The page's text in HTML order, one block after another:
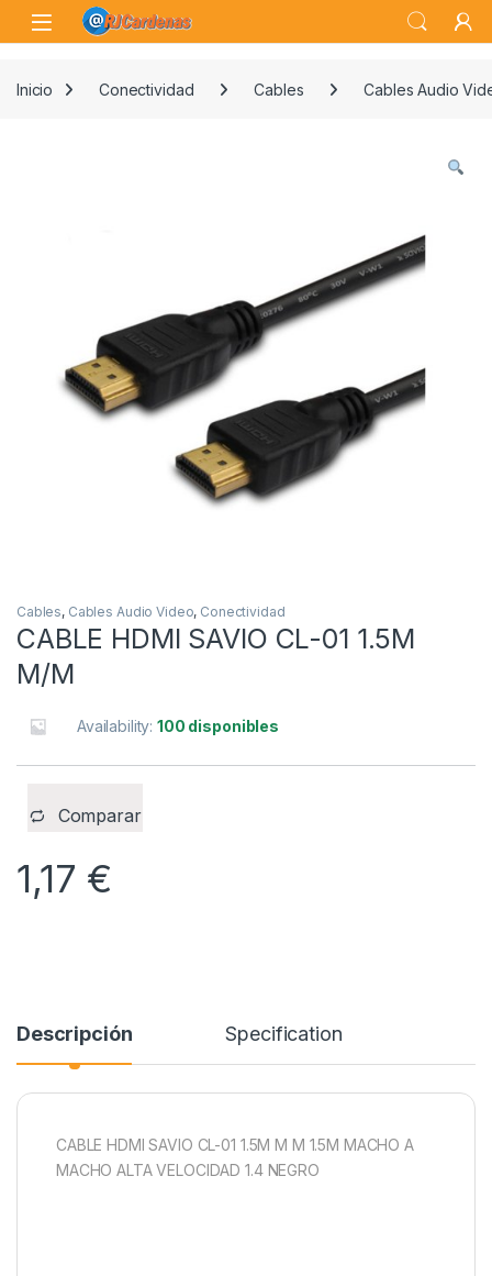
Skip to navigation
Skip to content
Open
Inicio Conectividad Cables Cables Audio
Cables, Cables Audio Video, Conectividad
CABLE HDMI SAVIO CL-01 1.5M
M/M
Availability:100 disponibles
Comparar
1,17 €
Descripción Specification
CABLE HDMI SAVIO CL-01 1.5M M M 1.5M MACHO A
MACHO ALTA VELOCIDAD 1.4 NEGRO